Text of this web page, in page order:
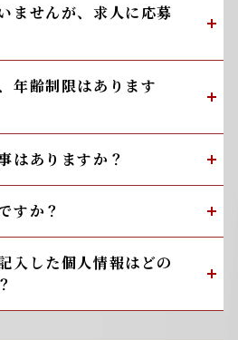
ませんが、求人に応募
年齢制限はあります
はありますか？
すか？
入した個人情報はどの